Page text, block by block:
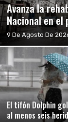
Avanza la
Nacional en el
9 De Agosto De
El tifón Dolphin
al menos seis